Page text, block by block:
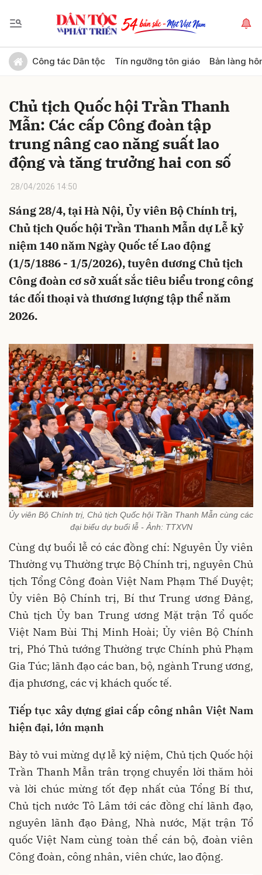
Công tác Dân tộc Tín ngưỡng tôn giáo Bản làng
Chủ tịch Quốc hội Trần Thanh
Mẫn: Các cấp Công đoàn tập
trung nâng cao năng suất lao
động và tăng trưởng hai con số
28/04/2026 14:50
Sáng 28/4, tại Hà Nội, Ủy viên Bộ Chính trị,
Chủ tịch Quốc hội Trần Thanh Mẫn dự Lễ kỷ
niệm 140 năm Ngày Quốc tế Lao động
(1/5/1886 - 1/5/2026), tuyên dương Chủ tịch
Công đoàn cơ sở xuất sắc tiêu biểu trong công
tác đối thoại và thương lượng tập thể năm
2026.
Ủy viên Bộ Chính trị, Chủ tịch Quốc hội Trần Thanh Mẫn cùng các
đại biểu dự buổi lễ - Ảnh: TTXVN
Cùng dự buổi lễ có các đồng chí: Nguyên Ủy viên
Thường vụ Thường trực Bộ Chính trị, nguyên Chủ
tịch Tổng Công đoàn Việt Nam Phạm Thế Duyệt;
Ủy viên Bộ Chính trị, Bí thư Trung ương Đảng,
Chủ tịch Ủy ban Trung ương Mặt trận Tổ quốc
Việt Nam Bùi Thị Minh Hoài; Ủy viên Bộ Chính
trị, Phó Thủ tướng Thường trực Chính phủ Phạm
Gia Túc; lãnh đạo các ban, bộ, ngành Trung ương,
địa phương, các vị khách quốc tế.
Tiếp tục xây dựng giai cấp công nhân Việt Nam
hiện đại, lớn mạnh
Bày tỏ vui mừng dự lễ kỷ niệm, Chủ tịch Quốc hội
Trần Thanh Mẫn trân trọng chuyển lời thăm hỏi
và lời chúc mừng tốt đẹp nhất của Tổng Bí thư,
Chủ tịch nước Tô Lâm tới các đồng chí lãnh đạo,
nguyên lãnh đạo Đảng, Nhà nước, Mặt trận Tổ
quốc Việt Nam cùng toàn thể cán bộ, đoàn viên
Công đoàn, công nhân, viên chức, lao động.
Gửi bình luận